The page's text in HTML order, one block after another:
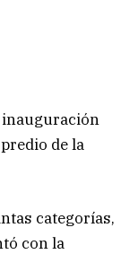
inauguración
de la
categorías,
con la